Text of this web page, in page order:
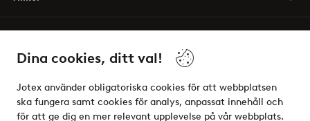
Dina cookies, ditt val!
Jotex använder obligatoriska cookies för att webbplatsen
ska fungera samt cookies för analys, anpassat innehåll och
för att ge dig en mer relevant upplevelse på vår webbplats.